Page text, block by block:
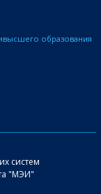
высшего образования
систем
"МЭИ"